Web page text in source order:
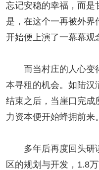
忘记安稳的幸福，而是
是，在这个一再被外
开始便上演了一幕幕观
而当村庄的人心变
本寻租的机会。如陆汉
结束之后，当崖口完成
力资本便开始蜂拥前来。
多年后再度回头研
区的规划与开发，1.8